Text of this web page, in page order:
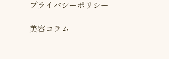
プライバシーポリシー
美容コラム